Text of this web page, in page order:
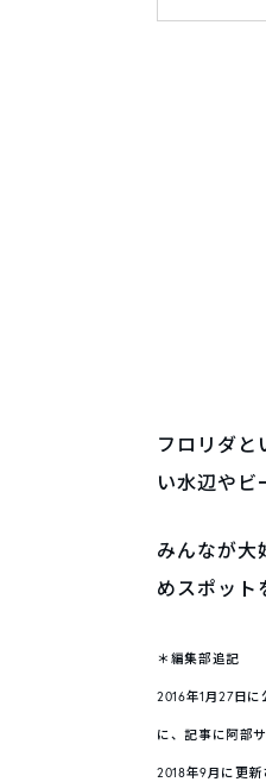
フロリダと
い水辺やビ
みんなが大
めスポット
＊編集部追記
2016年1月27日
に、記事に阿部
2018年9月に更